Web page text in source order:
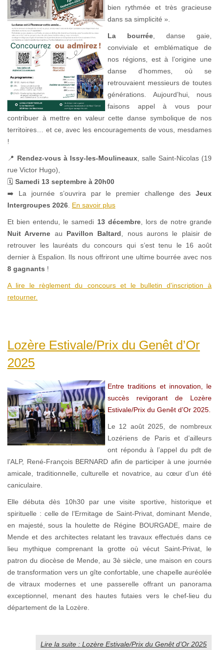
bien rythmée et très gracieuse
dans sa simplicité ».
La bourrée , danse gaie,
conviviale et emblématique de
nos régions, est à l’origine une
danse d’hommes, où se
retrouvaient messieurs de toutes
générations. Aujourd’hui, nous
faisons appel à vous pour
contribuer à mettre en valeur cette danse symbolique de nos
territoires… et ce, avec les encouragements de vous, mesdames
!
📍 Rendez-vous à Issy-les-Moulineaux , salle Saint-Nicolas (19
rue Victor Hugo),
🗓 Samedi 13 septembre à 20h00
➡️ La journée s’ouvrira par le premier challenge des Jeux
Intergroupes 2026 En savoir plus
Et bien entendu, le samedi 13 décembre, lors de notre grande
Nuit Arverne au Pavillon Baltard , nous aurons le plaisir de
retrouver les lauréats du concours qui s’est tenu le 16 août
dernier à Espalion. Ils nous offriront une ultime bourrée avec nos
8 gagnants !
A lire le règlement du concours et le bulletin d'inscription à
retourner.
Lozère Estivale/Prix du Genêt d’Or
2025
Entre traditions et innovation, le
succès revigorant de Lozère
Estivale/Prix du Genêt d’Or 2025.
Le 12 août 2025, de nombreux
Lozériens de Paris et d’ailleurs
ont répondu à l’appel du pdt de
l’ALP, René-François BERNARD afin de participer à une journée
amicale, traditionnelle, culturelle et novatrice, au cœur d’un été
caniculaire.
Elle débuta dès 10h30 par une visite sportive, historique et
spirituelle : celle de l’Ermitage de Saint-Privat, dominant Mende,
en majesté, sous la houlette de Régine BOURGADE, maire de
Mende et des architectes relatant les travaux effectués dans ce
lieu mythique comprenant la grotte où vécut Saint-Privat, le
patron du diocèse de Mende, au 3è siècle, une maison en cours
de transformation vers un gîte confortable, une chapelle auréolée
de vitraux modernes et une passerelle offrant un panorama
exceptionnel, menant des hautes futaies vers le chef-lieu du
département de la Lozère.
Lire la suite : Lozère Estivale/Prix du Genêt d’Or 2025